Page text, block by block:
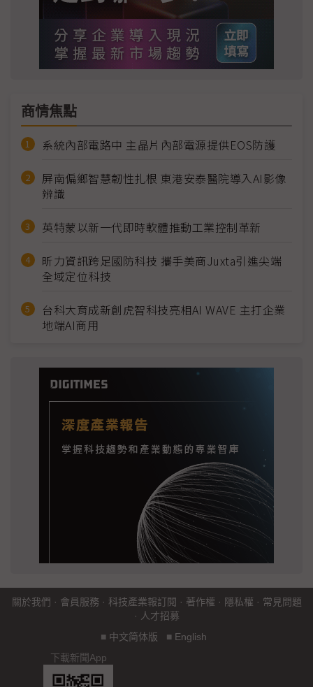
商情焦點
系統內部電路中 主晶片內部電源提供EOS防護
屏南偏鄉智慧韌性扎根 東港安泰醫院導入AI影像
辨識
英特蒙以新一代即時軟體推動工業控制革新
昕力資訊跨足國防科技 攜手美商Juxta引進尖端
全域定位科技
台科大育成新創虎智科技亮相AI WAVE 主打企業
地端AI商用
關於我們 · 會員服務 · 科技產業報訂閱 · 著作權 · 隱私權 · 常見問題
· 人才招募
■ 中文简体版 ■ English
下載新聞App